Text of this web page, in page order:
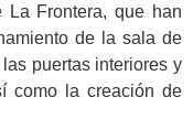
Frontera, que han
de la sala de
puertas interiores y
como la creación de